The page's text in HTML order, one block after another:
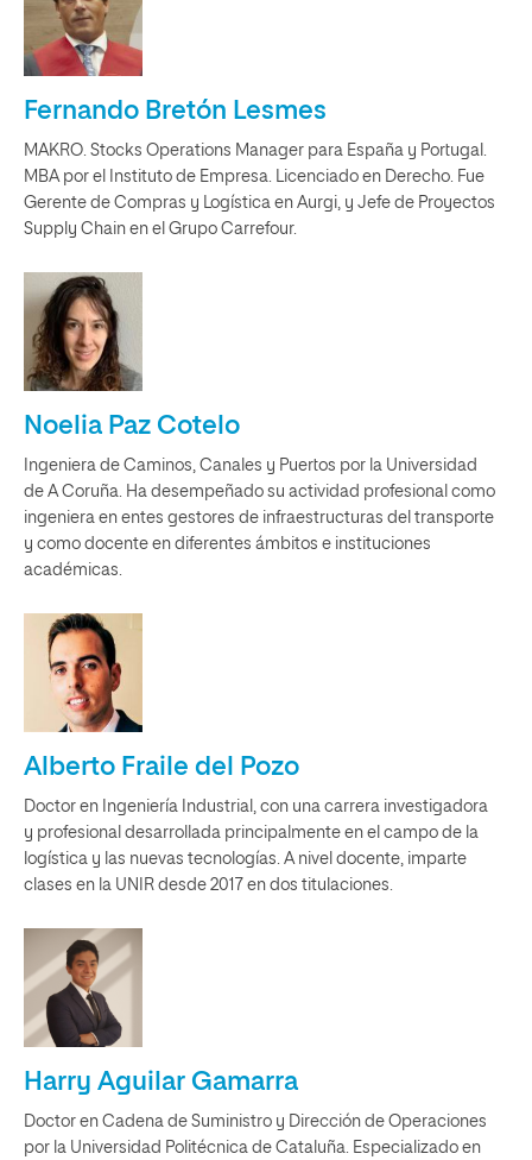
Fernando Bretón Lesmes
MAKRO. Stocks Operations Manager para España y Portugal.
MBA por el Instituto de Empresa. Licenciado en Derecho. Fue
Gerente de Compras y Logística en Aurgi, y Jefe de Proyectos
Supply Chain en el Grupo Carrefour.
Noelia Paz Cotelo
Ingeniera de Caminos, Canales y Puertos por la Universidad
de A Coruña. Ha desempeñado su actividad profesional como
ingeniera en entes gestores de infraestructuras del transporte
y como docente en diferentes ámbitos e instituciones
académicas.
Alberto Fraile del Pozo
Doctor en Ingeniería Industrial, con una carrera investigadora
y profesional desarrollada principalmente en el campo de la
logística y las nuevas tecnologías. A nivel docente, imparte
clases en la UNIR desde 2017 en dos titulaciones.
Harry Aguilar Gamarra
Doctor en Cadena de Suministro y Dirección de Operaciones
por la Universidad Politécnica de Cataluña. Especializado en